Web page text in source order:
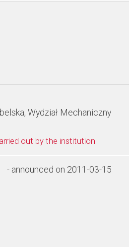
Wydział Mechaniczny
out by the institution
- announced on 2011-03-15